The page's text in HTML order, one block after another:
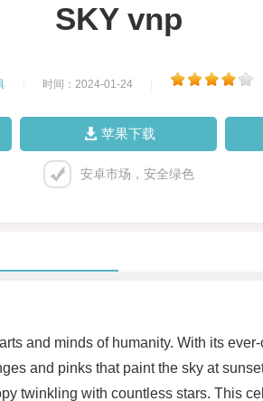
SKY vnp
时间：2024-01-24
苹果下载
安卓市场，安全绿色
and minds of humanity. With its
and pinks that paint the sky at
twinkling with countless stars. This